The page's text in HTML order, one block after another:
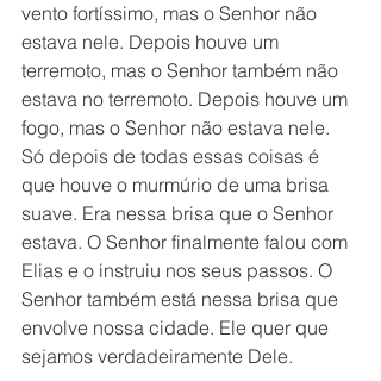
vento fortíssimo, mas o Senhor não
estava nele. Depois houve um
terremoto, mas o Senhor também não
estava no terremoto. Depois houve um
fogo, mas o Senhor não estava nele.
Só depois de todas essas coisas é
que houve o murmúrio de uma brisa
suave. Era nessa brisa que o Senhor
estava. O Senhor finalmente falou com
Elias e o instruiu nos seus passos. O
Senhor também está nessa brisa que
envolve nossa cidade. Ele quer que
sejamos verdadeiramente Dele.